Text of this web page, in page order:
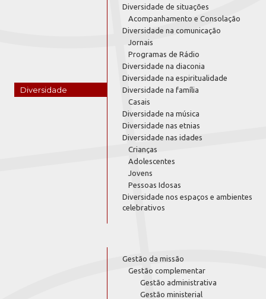
Diversidade
Diversidade de situações
Acompanhamento e Consolação
Diversidade na comunicação
Jornais
Programas de Rádio
Diversidade na diaconia
Diversidade na espiritualidade
Diversidade na família
Casais
Diversidade na música
Diversidade nas etnias
Diversidade nas idades
Crianças
Adolescentes
Jovens
Pessoas Idosas
Diversidade nos espaços e ambientes
celebrativos
Gestão da missão
Gestão complementar
Gestão administrativa
Gestão ministerial